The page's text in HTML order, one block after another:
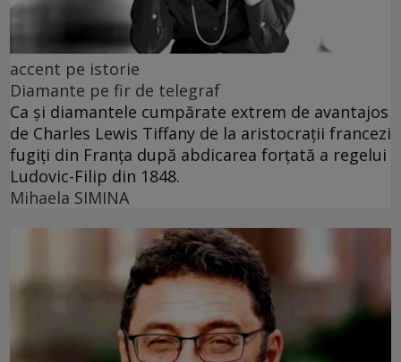
accent pe istorie
Diamante pe fir de telegraf
Ca și diamantele cumpărate extrem de avantajos
de Charles Lewis Tiffany de la aristocrații francezi
fugiți din Franța după abdicarea forțată a regelui
Ludovic-Filip din 1848.
Mihaela SIMINA